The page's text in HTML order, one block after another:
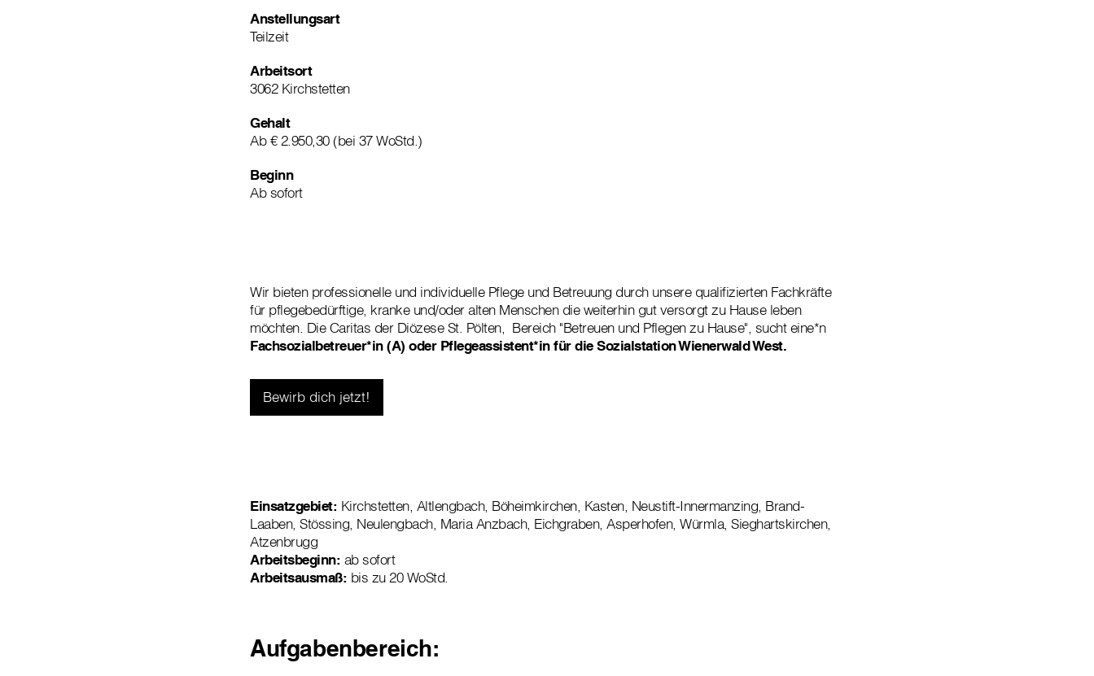
Anstellungsart
Teilzeit
Arbeitsort
3062 Kirchstetten
Gehalt
Ab € 2.950,30 (bei 37 WoStd.)
Beginn
Ab sofort
Wir bieten professionelle und individuelle Pflege und Betreuung durch unsere qualifizierten Fachkräfte
für pflegebedürftige, kranke und/oder alten Menschen die weiterhin gut versorgt zu Hause leben
möchten. Die Caritas der Diözese St. Pölten, Bereich "Betreuen und Pflegen zu Hause", sucht eine*n
Fachsozialbetreuer*in (A) oder Pflegeassistent*in für die Sozialstation Wienerwald West.
Bewirb dich jetzt!
Einsatzgebiet: Kirchstetten, Altlengbach, Böheimkirchen, Kasten, Neustift-Innermanzing, Brand-
Laaben, Stössing, Neulengbach, Maria Anzbach, Eichgraben, Asperhofen, Würmla, Sieghartskirchen,
Atzenbrugg
Arbeitsbeginn: ab sofort
Arbeitsausmaß: bis zu 20 WoStd.
Aufgabenbereich: